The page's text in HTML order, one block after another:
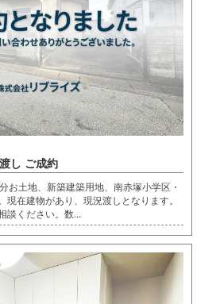
し ご成約
お土地、新築建築用地、南赤塚小学区・
在建物があり、現況渡しとなります。
談ください。数...